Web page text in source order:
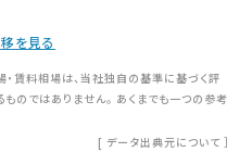
を見る
賃料相場は、当社独自の基準に基づく評
のではありません。 あくまでも一つの参考
[ データ出典元について ］